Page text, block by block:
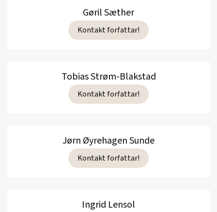
Gøril Sæther
Kontakt forfattar!
Tobias Strøm-Blakstad
Kontakt forfattar!
Jørn Øyrehagen Sunde
Kontakt forfattar!
Ingrid Lensol